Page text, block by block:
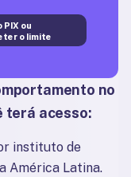
ou
o limite
no
terá acesso:
instituto de
América Latina.